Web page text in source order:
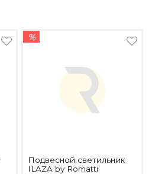
%
Подвесной светильник
ILAZA by Romatti